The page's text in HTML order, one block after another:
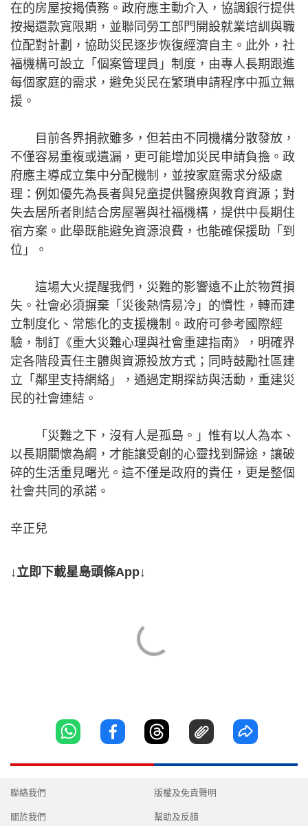
在的房屋按揭債務。政府應主動介入，協調銀行提供
按揭還款寬限期，並聯同勞工部門開設就業培訓與職
位配對計劃，協助災民逐步恢復經濟自主。此外，社
福機構可設立「個案管理員」制度，由專人長期跟進
每個家庭的需求，避免災民在繁瑣申請程序中孤立無
援。
目前各界捐款雖多，但若由不同機構分散發放，
不僅容易重複或遺漏，更可能增加災民申請負擔。政
府應主導成立集中分配機制，並按家庭需求分級處
理：例如優先為長者與兒童提供醫療與教育資源；對
失去居所者則結合房屋署與社福機構，提供中長期住
宿方案。此舉既能避免資源浪費，也能確保援助「到
位」。
這場大火提醒我們，災難的影響遠不止於物質損
失。社會必須摒棄「災後熱情易冷」的慣性，轉而建
立制度化、常態化的支援機制。政府可參考國際經
驗，制訂《重大災難心理與社會重建指南》，明確界
定各階段責任主體與資源投放方式；同時鼓勵社區建
立「鄰里支持網絡」，通過定期探訪與活動，重建災
民的社會連結。
「災難之下，沒有人是孤島。」惟有以人為本、
以長期關懷為綱，才能讓受創的心靈找到歸途，讓破
碎的生活重見曙光。這不僅是政府的責任，更是整個
社會共同的承諾。
辛正兒
↓立即下載星島頭條App↓
聯絡我們
關於我們
版權及免責聲明
幫助及反饋